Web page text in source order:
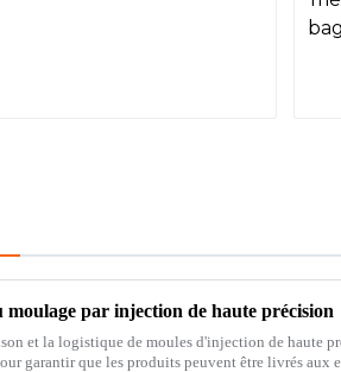
par injection de haute précision
et la logistique de moules d'injection de haute
garantir que les produits peuvent être livrés aux